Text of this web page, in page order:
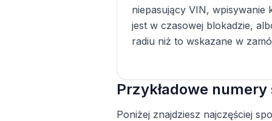
niepasujący VIN, wpisywanie
jest w czasowej blokadzie,
radiu niż to wskazane w
Przykładowe
Poniżej znajdziesz najczęściej